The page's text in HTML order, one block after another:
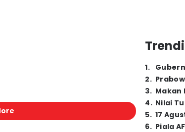
1.
2.
3. Makan
4. Nilai
5. 17
6. Piala